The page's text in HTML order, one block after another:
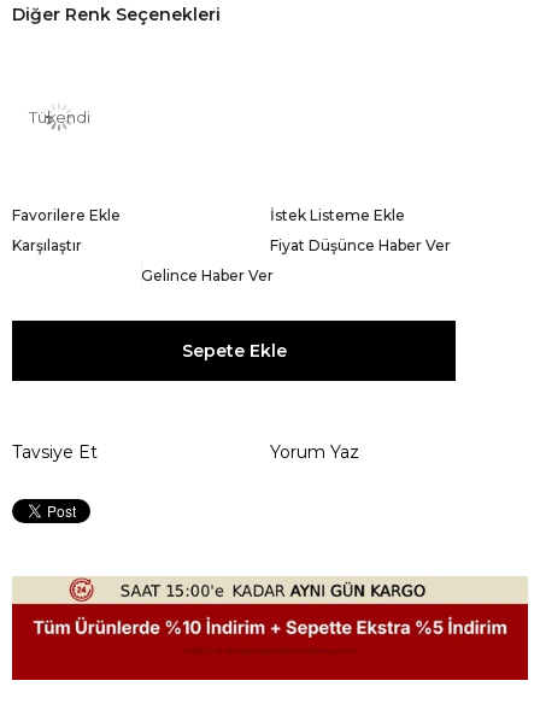
Diğer Renk Seçenekleri
Tükendi
Favorilere Ekle
İstek Listeme Ekle
Karşılaştır
Fiyat Düşünce Haber Ver
Gelince Haber Ver
Tavsiye Et Yorum Yaz